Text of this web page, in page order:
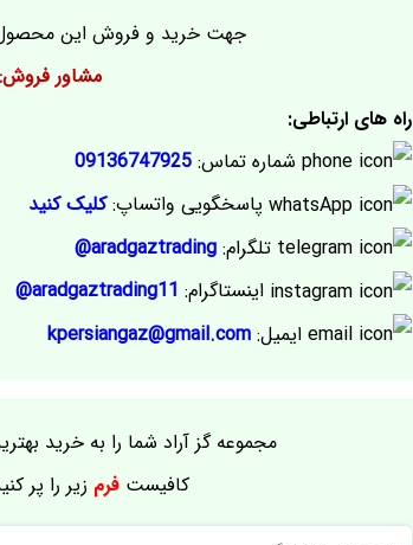
جهت خرید و فروش این محصول
مشاور
راه های ارتباطی:
شماره تماس: 09136747925
پاسخگویی واتساپ:کلیک کنید
تلگرام: aradgaztrading@
اینستاگرام: aradgaztrading11@
ایمیل: kpersiangaz@gmail.com
مجموعه گز آراد شما را به خرید
کافیستفرم زیر را پر